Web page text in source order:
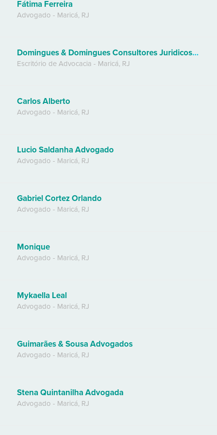
Fátima Ferreira
Advogado - Maricá, RJ
Domingues & Domingues Consultores Juridicos Associados
Escritório de Advocacia - Maricá, RJ
Carlos Alberto
Advogado - Maricá, RJ
Lucio Saldanha Advogado
Advogado - Maricá, RJ
Gabriel Cortez Orlando
Advogado - Maricá, RJ
Monique
Advogado - Maricá, RJ
Mykaella Leal
Advogado - Maricá, RJ
Guimarães & Sousa Advogados
Advogado - Maricá, RJ
Stena Quintanilha Advogada
Advogado - Maricá, RJ